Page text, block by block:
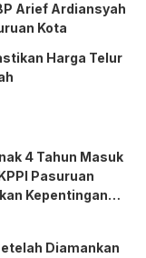
Arief Ardiansyah
Kota
Harga Telur
4 Tahun Masuk
Pasuruan
Kepentingan
Diamankan